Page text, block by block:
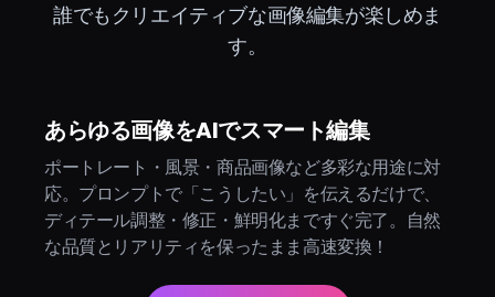
誰でもクリエイティブな画像編集が楽しめま
す。
あらゆる画像をAIでスマート編集
ポートレート・風景・商品画像など多彩な用途に対
応。プロンプトで「こうしたい」を伝えるだけで、
ディテール調整・修正・鮮明化まですぐ完了。自然
な品質とリアリティを保ったまま高速変換！